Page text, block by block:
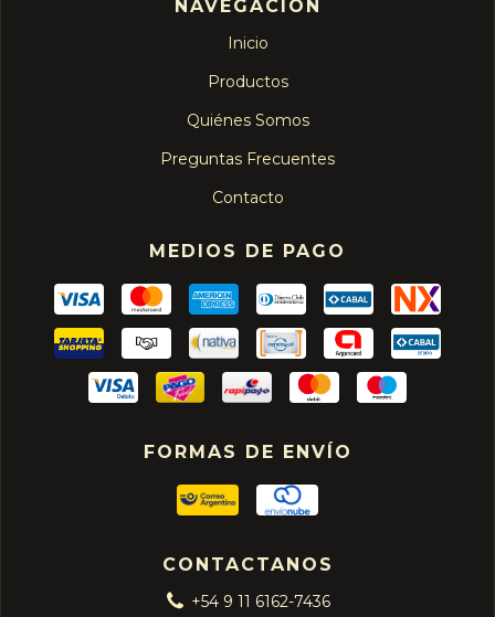
NAVEGACIÓN
Inicio
Productos
Quiénes Somos
Preguntas Frecuentes
Contacto
MEDIOS DE PAGO
FORMAS DE ENVÍO
CONTACTANOS
+54 9 11 6162-7436